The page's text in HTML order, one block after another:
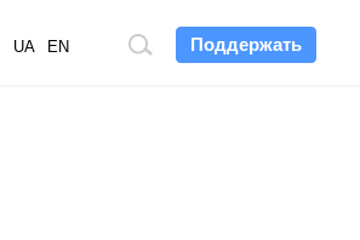
Поддержать
Поиск
UA EN